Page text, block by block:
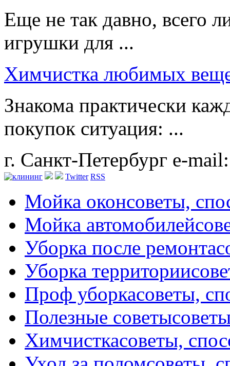
Еще не так давно, всего
игрушки для ...
Химчистка любимых
Знакома практически
покупок ситуация: ...
г. Санкт-Петербург e-
Twitter RSS
Мойка оконсоветы,
Мойка автомобилей
Уборка после ремонта
Уборка территории
Проф уборкасоветы,
Полезные советы
Химчисткасоветы,